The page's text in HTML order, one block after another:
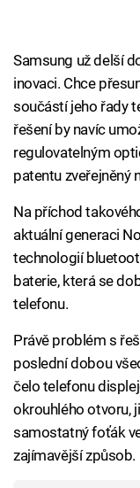
Samsung už delší
inovaci. Chce
součástí jeho řady
řešení by navíc
regulovatelným
patentu zveřejněný
Na příchod
aktuální generaci
technologií
baterie, která se
telefonu.
Právě problém s
poslední dobou
čelo telefonu
okrouhlého otvoru,
samostatný foťák
zajímavější způsob.